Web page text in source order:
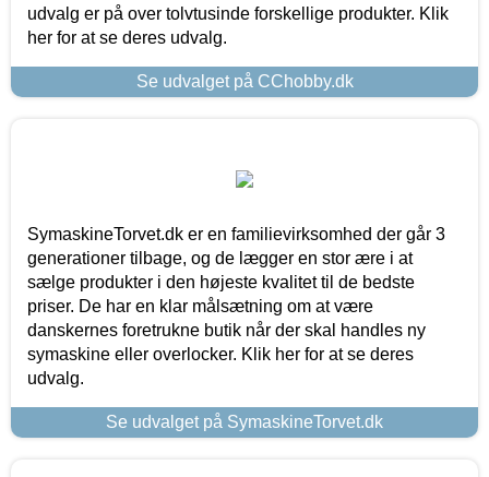
udvalg er på over tolvtusinde forskellige produkter. Klik
her for at se deres udvalg.
Se udvalget på CChobby.dk
SymaskineTorvet.dk er en familievirksomhed der går 3
generationer tilbage, og de lægger en stor ære i at
sælge produkter i den højeste kvalitet til de bedste
priser. De har en klar målsætning om at være
danskernes foretrukne butik når der skal handles ny
symaskine eller overlocker. Klik her for at se deres
udvalg.
Se udvalget på SymaskineTorvet.dk